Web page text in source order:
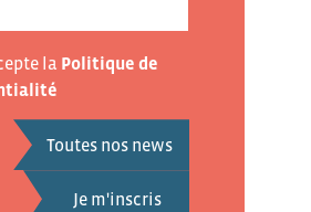
la Politique de
Toutes nos news